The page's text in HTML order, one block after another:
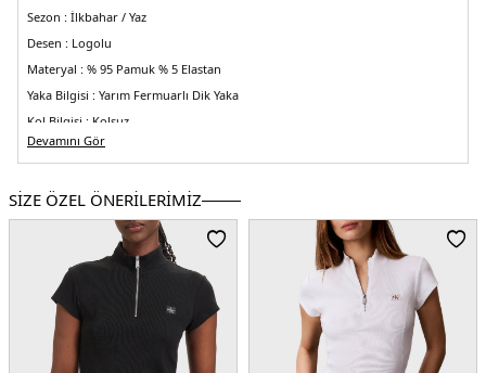
Sezon : İlkbahar / Yaz
Desen : Logolu
Materyal : % 95 Pamuk % 5 Elastan
Yaka Bilgisi : Yarım Fermuarlı Dik Yaka
Kol Bilgisi : Kolsuz
Kalıp Bilgisi :Slim Fit
5DE2LV047C909GUB1.07
Devamını Gör
SİZE ÖZEL ÖNERİLERİMİZ